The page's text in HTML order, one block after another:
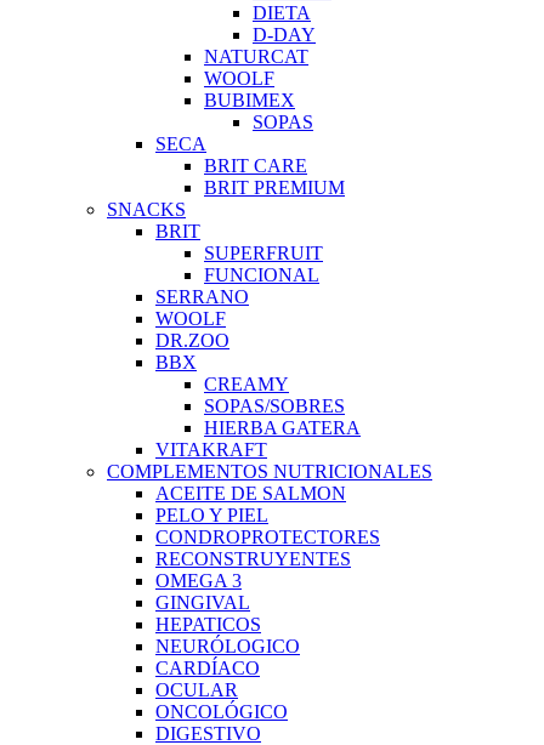
DIETA
D-DAY
NATURCAT
WOOLF
BUBIMEX
SOPAS
SECA
BRIT CARE
BRIT PREMIUM
SNACKS
BRIT
SUPERFRUIT
FUNCIONAL
SERRANO
WOOLF
DR.ZOO
BBX
CREAMY
SOPAS/SOBRES
HIERBA GATERA
VITAKRAFT
COMPLEMENTOS NUTRICIONALES
ACEITE DE SALMON
PELO Y PIEL
CONDROPROTECTORES
RECONSTRUYENTES
OMEGA 3
GINGIVAL
HEPATICOS
NEURÓLOGICO
CARDÍACO
OCULAR
ONCOLÓGICO
DIGESTIVO